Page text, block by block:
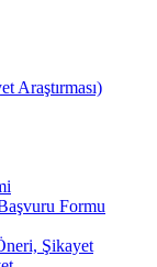
Araştırması)
Formu
Şikayet